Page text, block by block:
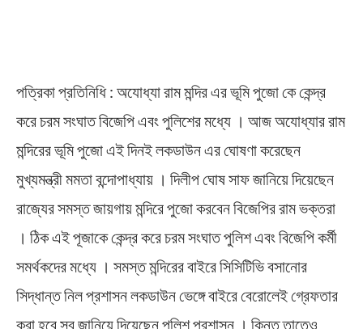
পত্রিকা প্রতিনিধি : অযোধ্যা রাম মন্দির এর ভূমি পুজো কে কেন্দ্র
করে চরম সংঘাত বিজেপি এবং পুলিশের মধ্যে । আজ অযোধ্যার রাম
মন্দিরের ভূমি পুজো এই দিনই লকডাউন এর ঘোষণা করেছেন
মুখ্যমন্ত্রী মমতা বন্দোপাধ্যায় । দিলীপ ঘোষ সাফ জানিয়ে দিয়েছেন
রাজ্যের সমস্ত জায়গায় মন্দিরে পুজো করবেন বিজেপির রাম ভক্তরা
। ঠিক এই পূজাকে কেন্দ্র করে চরম সংঘাত পুলিশ এবং বিজেপি কর্মী
সমর্থকদের মধ্যে । সমস্ত মন্দিরের বাইরে সিসিটিভি বসানোর
সিদ্ধান্ত নিল প্রশাসন লকডাউন ভেঙ্গে বাইরে বেরোলেই গ্রেফতার
করা হবে সব জানিয়ে দিয়েছেন পুলিশ প্রশাসন । কিন্তু তাতেও